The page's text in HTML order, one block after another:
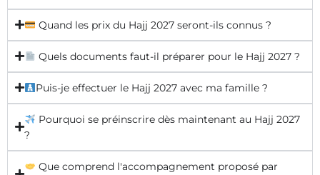
Quand les prix du Hajj 2027 seront-ils connus ?
Quels documents faut-il préparer pour le Hajj 2027 ?
Puis-je effectuer le Hajj 2027 avec ma famille ?
Pourquoi se préinscrire dès maintenant au Hajj 2027
?
Que comprend l'accompagnement proposé par